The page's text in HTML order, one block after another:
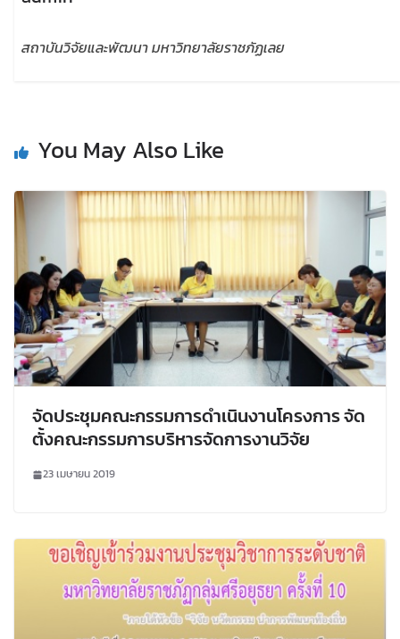
สถาบันวิจัยและพัฒนา มหาวิทยาลัยราชภัฏเลย
You May Also Like
จัดประชุมคณะกรรมการดำเนินงานโครงการ จัด
ตั้งคณะกรรมการบริหารจัดการงานวิจัย
23 เมษายน 2019